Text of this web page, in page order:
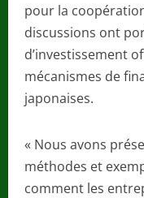
pour la
discussions ont
d’investissement
mécanismes de
japonaises.
« Nous avons
méthodes et
comment les